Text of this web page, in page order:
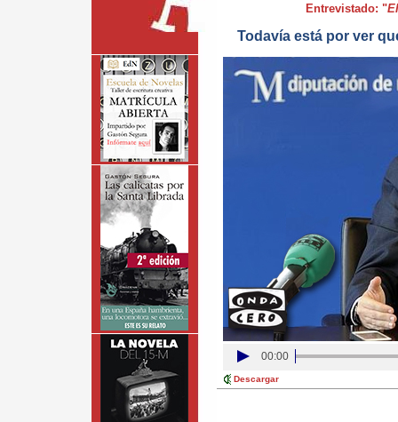
Entrevistado: "
Todavía está por ver
00:00
Descargar